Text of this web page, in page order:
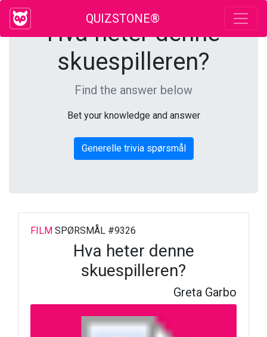
QUIZSTONE®
Hva heter denne
skuespilleren?
Find the answer below
Bet your knowledge and answer
Generelle trivia spørsmål
FILM SPØRSMÅL #9326
Hva heter denne
skuespilleren?
Greta Garbo